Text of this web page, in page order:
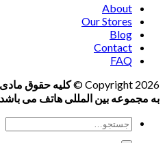
About
Our Stores
Blog
Contact
FAQ
Copyright 2026 ©
کلیه حقوق
به مجموعه بین المللی هاتف می باشد
جستجو
برای: